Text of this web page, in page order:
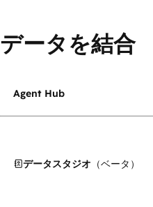
データを結合
Agent Hub
データスタジオ （ベータ）